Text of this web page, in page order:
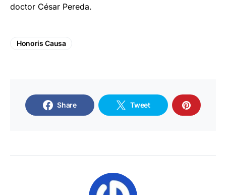
doctor César Pereda.
Honoris Causa
Share Tweet